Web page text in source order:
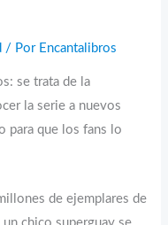
/ Por Encantalibros
se trata de la
la serie a nuevos
para que los fans lo
de ejemplares de